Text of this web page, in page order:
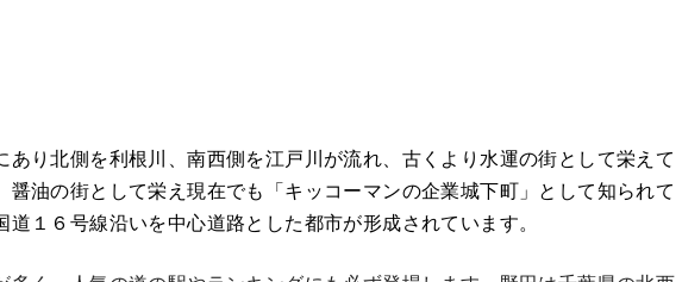
り北側を利根川、南西側を江戸川が流れ、古くより水運の街として栄えて
醤油の街として栄え現在でも「キッコーマンの企業城下町」として知られて
１６号線沿いを中心道路とした都市が形成されています。